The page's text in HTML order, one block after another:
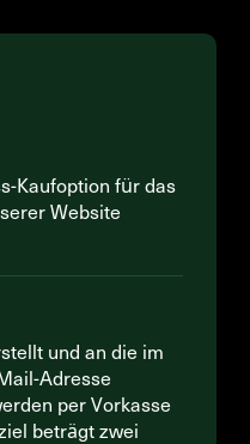
Kaufoption für das
Website
und an die im
Adresse
per Vorkasse
beträgt zwei